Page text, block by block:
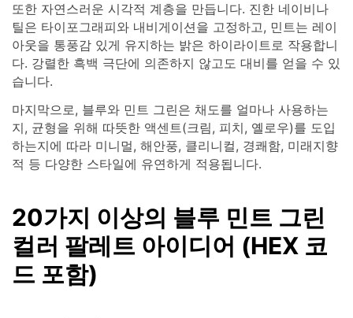
또한 자연스러운 시각적 계층을 만듭니다. 진한 네이비나
틸은 타이포그래피와 내비게이션을 고정하고, 민트는 레이
아웃을 통풍감 있게 유지하는 밝은 하이라이트로 작용합니
다. 강렬한 흑백 극단에 의존하지 않고도 대비를 얻을 수 있
습니다.
마지막으로, 블루와 민트 그린은 채도를 얼마나 사용하는
지, 균형을 위해 따뜻한 액센트(크림, 피치, 옐로우)를 도입
하는지에 따라 미니멀, 해안풍, 클리니컬, 경쾌함, 미래지향
적 등 다양한 스타일에 유연하게 적용됩니다.
20가지 이상의 블루 민트 그린
컬러 팔레트 아이디어 (HEX 코
드 포함)